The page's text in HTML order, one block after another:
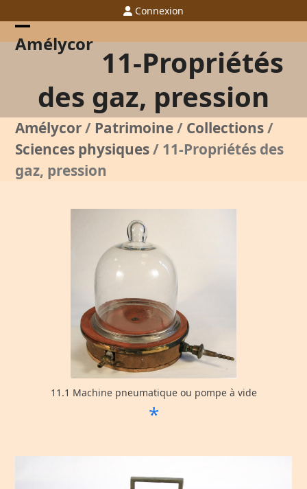
to
content
Connexion
Amélycor
Open
menu
Close
menu
11-Propriétés
des gaz, pression
Amélycor/ Patrimoine/ Collections/
Sciences physiques/ 11-Propriétés des
gaz, pression
11.1 Machine pneumatique ou pompe à vide
*